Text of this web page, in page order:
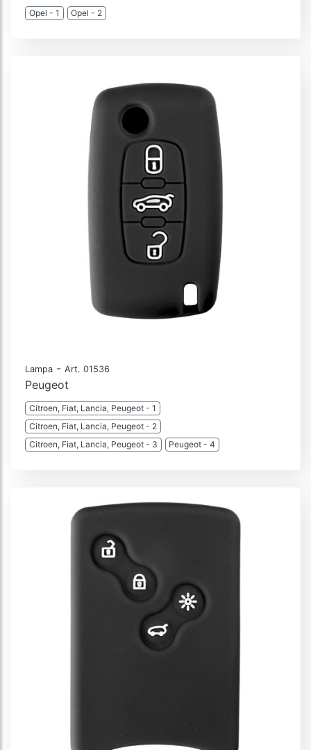
Opel - 1 Opel - 2
Lampa - Art. 01536
Peugeot
Citroen, Fiat, Lancia, Peugeot - 1
Citroen, Fiat, Lancia, Peugeot - 2
Citroen, Fiat, Lancia, Peugeot - 3
Peugeot - 4